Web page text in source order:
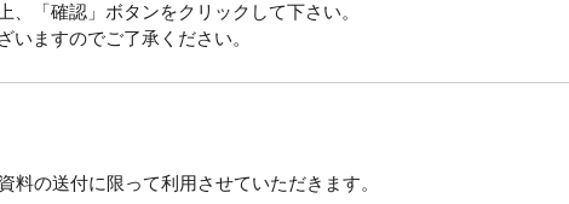
「確認」ボタンをクリックして下さい。
ますのでご了承ください。
の送付に限って利用させていただきます。